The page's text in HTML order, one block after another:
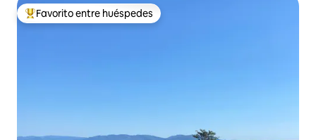
Favorito entre huéspedes preferido
Favorito entre huéspedes